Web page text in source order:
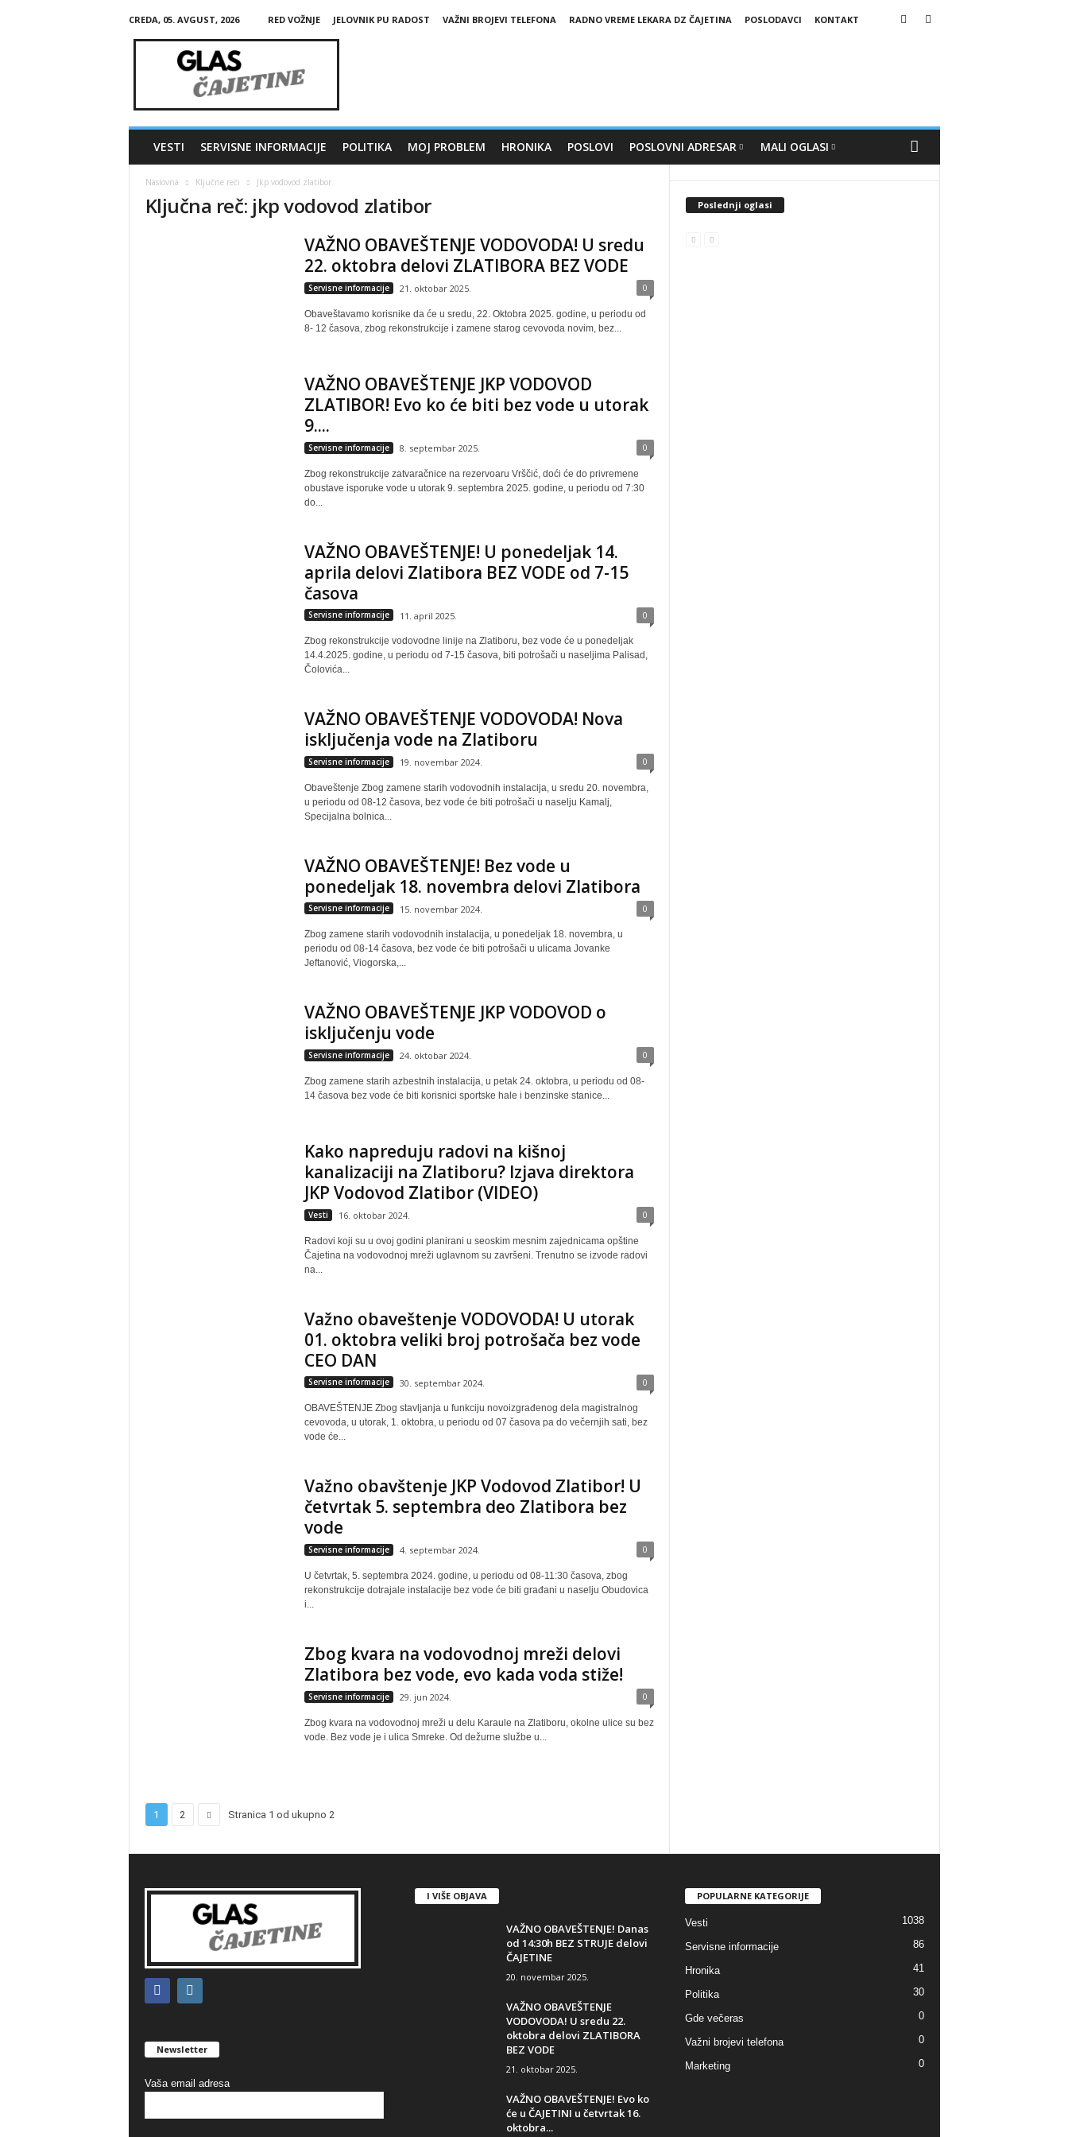
CREDA, 05. AVGUST, 2026 RED VOŽNJE JELOVNIK PU RADOST VAŽNI BROJEVI TELEFONA RADNO VREME LEKARA DZ ČAJETINA POSLODAVCI
KONTAKT
G
VESTI SERVISNE INFORMACIJE POLITIKA MOJ PROBLEM HRONIKA POSLOVI POSLOVNI ADRESAR MALI OGLASI
Naslovna Ključne reči Jkp vodovod zlatibor
Ključna reč: jkp vodovod zlatibor
VAŽNO OBAVEŠTENJE VODOVODA! U sredu
22. oktobra delovi ZLATIBORA BEZ VODE
Servisne informacije 21. oktobar 2025. 0
Obaveštavamo korisnike da će u sredu, 22. Oktobra 2025. godine, u periodu od
8- 12 časova, zbog rekonstrukcije i zamene starog cevovoda novim, bez...
VAŽNO OBAVEŠTENJE JKP VODOVOD
ZLATIBOR! Evo ko će biti bez vode u utorak
9....
Servisne informacije 8. septembar 2025. 0
Zbog rekonstrukcije zatvaračnice na rezervoaru Vrščić, doći će do privremene
obustave isporuke vode u utorak 9. septembra 2025. godine, u periodu od 7:30
do...
VAŽNO OBAVEŠTENJE! U ponedeljak 14.
aprila delovi Zlatibora BEZ VODE od 7-15
časova
Servisne informacije 11. april 2025. 0
Zbog rekonstrukcije vodovodne linije na Zlatiboru, bez vode će u ponedeljak
14.4.2025. godine, u periodu od 7-15 časova, biti potrošači u naseljima Palisad,
Čolovića...
VAŽNO OBAVEŠTENJE VODOVODA! Nova
isključenja vode na Zlatiboru
Servisne informacije 19. novembar 2024. 0
Obaveštenje Zbog zamene starih vodovodnih instalacija, u sredu 20. novembra,
u periodu od 08-12 časova, bez vode će biti potrošači u naselju Kamalj,
Specijalna bolnica...
VAŽNO OBAVEŠTENJE! Bez vode u
ponedeljak 18. novembra delovi Zlatibora
Servisne informacije 15. novembar 2024. 0
Zbog zamene starih vodovodnih instalacija, u ponedeljak 18. novembra, u
periodu od 08-14 časova, bez vode će biti potrošači u ulicama Jovanke
Jeftanović, Viogorska,...
VAŽNO OBAVEŠTENJE JKP VODOVOD o
isključenju vode
Servisne informacije 24. oktobar 2024. 0
Zbog zamene starih azbestnih instalacija, u petak 24. oktobra, u periodu od 08-
14 časova bez vode će biti korisnici sportske hale i benzinske stanice...
Kako napreduju radovi na kišnoj
kanalizaciji na Zlatiboru? Izjava direktora
JKP Vodovod Zlatibor (VIDEO)
Vesti 16. oktobar 2024. 0
Radovi koji su u ovoj godini planirani u seoskim mesnim zajednicama opštine
Čajetina na vodovodnoj mreži uglavnom su završeni. Trenutno se izvode radovi
na...
Važno obaveštenje VODOVODA! U utorak
01. oktobra veliki broj potrošača bez vode
CEO DAN
Servisne informacije 30. septembar 2024. 0
OBAVEŠTENJE Zbog stavljanja u funkciju novoizgrađenog dela magistralnog
cevovoda, u utorak, 1. oktobra, u periodu od 07 časova pa do večernjih sati, bez
vode će...
Važno obavštenje JKP Vodovod Zlatibor! U
četvrtak 5. septembra deo Zlatibora bez
vode
Servisne informacije 4. septembar 2024. 0
U četvrtak, 5. septembra 2024. godine, u periodu od 08-11:30 časova, zbog
rekonstrukcije dotrajale instalacije bez vode će biti građani u naselju Obudovica
i...
Zbog kvara na vodovodnoj mreži delovi
Zlatibora bez vode, evo kada voda stiže!
Servisne informacije 29. jun 2024. 0
Zbog kvara na vodovodnoj mreži u delu Karaule na Zlatiboru, okolne ulice su bez
vode. Bez vode je i ulica Smreke. Od dežurne službe u...
1 2 Stranica 1 od ukupno 2
Poslednji oglasi
Newsletter
Vaša email adresa
I VIŠE OBJAVA
VAŽNO OBAVEŠTENJE! Danas
od 14:30h BEZ STRUJE delovi
ČAJETINE
20. novembar 2025.
VAŽNO OBAVEŠTENJE
VODOVODA! U sredu 22.
oktobra delovi ZLATIBORA
BEZ VODE
21. oktobar 2025.
VAŽNO OBAVEŠTENJE! Evo ko
će u ČAJETINI u četvrtak 16.
oktobra...
POPULARNE KATEGORIJE
Vesti 1038
Servisne informacije 86
Hronika 41
Politika 30
Gde večeras 0
Važni brojevi telefona 0
Marketing 0